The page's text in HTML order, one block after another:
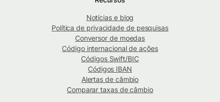
Notícias e blog
Política de privacidade de pesquisas
Conversor de moedas
Código internacional de ações
Códigos Swift/BIC
Códigos IBAN
Alertas de câmbio
Comparar taxas de câmbio